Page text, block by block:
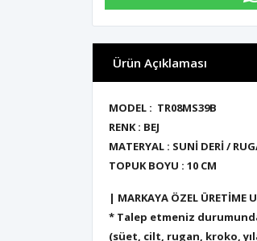
Ürün Açıklaması
MODEL : TR08MS39B
RENK : BEJ
MATERYAL : SUNİ DERİ /
TOPUK BOYU : 10 CM
| MARKAYA ÖZEL ÜRETİME
* Talep etmeniz
(süet, cilt, rugan, kroko,